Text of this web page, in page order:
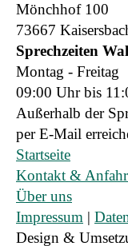
Mönchhof 100
73667
Sprechzeiten
Montag - Freitag
09:00 Uhr bis
Außerhalb der
per E-Mail
Startseite
Kontakt &
Über uns
Impressum |
Design &